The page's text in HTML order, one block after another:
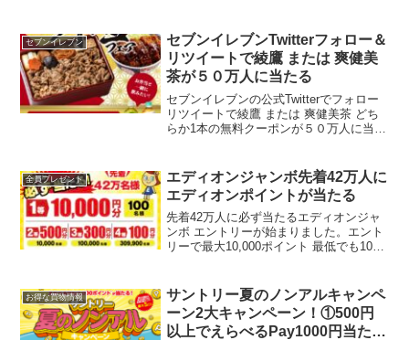
年末のご挨拶は省略します。いつも遊び
に来てくれる読者...
セブンイレブン
セブンイレブンTwitterフォロー＆
リツイートで綾鷹 または 爽健美
茶が５０万人に当たる
セブンイレブンの公式Twitterでフォロー
リツイートで綾鷹 または 爽健美茶 どち
らか1本の無料クーポンが５０万人に当た
違いしちゃいました💦#年末弁当フェア
...
全員プレゼント
エディオンジャンボ先着42万人に
エディオンポイントが当たる
先着42万人に必ず当たるエディオンジャ
ンボ エントリーが始まりました。エント
リーで最大10,000ポイント 最低でも100
名4等 100円分 3099...
お得な買物情報
サントリー夏のノンアルキャンペ
ーン2大キャンペーン！①500円
以上でえらべるPay1000円当たる